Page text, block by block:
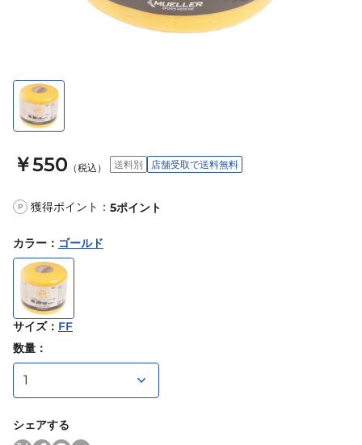
￥550 （税込） 送料別 店舗受取で送料無料
P 獲得ポイント： 5ポイント
カラー ： ゴールド
サイズ： FF
数量：
シェアする